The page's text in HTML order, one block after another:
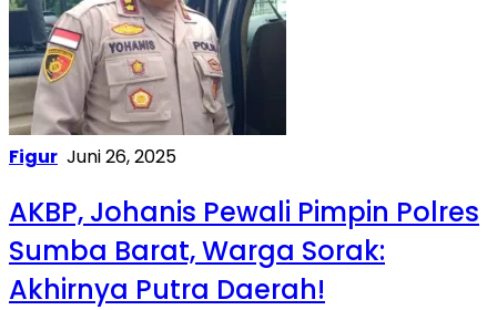
Figur Juni 26, 2025
AKBP, Johanis Pewali Pimpin Polres
Sumba Barat, Warga Sorak:
Akhirnya Putra Daerah!